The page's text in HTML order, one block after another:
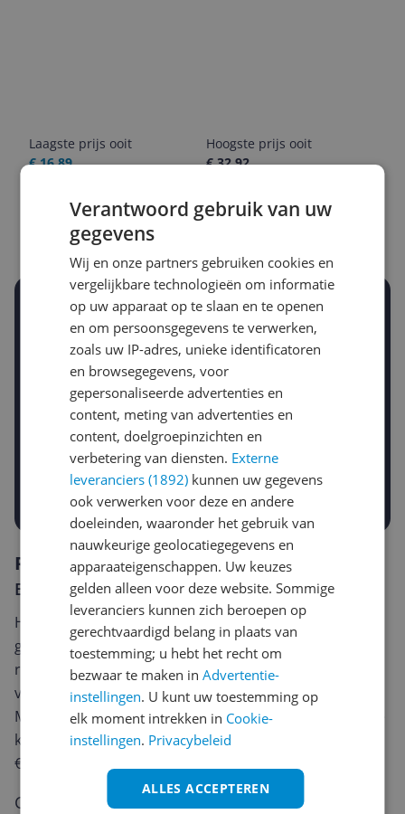
Laagste prijs ooit
€ 16,89
Hoogste prijs ooit
€ 32,92
Goedkoopste nu
Laatste prijsupdate
07-08-2026
Stel een alert in en mis geen prijsdaling
Krijg een seintje zodra de prijs zakt
Jouw e-mailadres
Gewenste daling of bedrag
-5% -10% -15%
Gewenste prijs
€
Prijsalert aanzetten
Reviews
Er zijn nog geen reviews geschreven
Heb jij dit product in bezit en wil je graag je mening
geven? Start dan hieronder met het schrijven van je
review. Afhankelijk van de details duurt het schrijven
van een review gemiddeld tussen de 3 en 10 minuten.
Met jouw mening help je andere bezoekers een betere
keuze te maken én maak je iedere maand kans op
€250,-!
Cijfer
Verantwoord gebruik van uw
gegevens
Wij en onze partners gebruiken cookies en
vergelijkbare technologieën om informatie
op uw apparaat op te slaan en te openen
en om persoonsgegevens te verwerken,
zoals uw IP-adres, unieke identificatoren
en browsegegevens, voor
gepersonaliseerde advertenties en
content, meting van advertenties en
content, doelgroepinzichten en
verbetering van diensten. Externe
leveranciers (1892) kunnen uw gegevens
ook verwerken voor deze en andere
doeleinden, waaronder het gebruik van
nauwkeurige geolocatiegegevens en
apparaateigenschappen. Uw keuzes
gelden alleen voor deze website. Sommige
leveranciers kunnen zich beroepen op
gerechtvaardigd belang in plaats van
toestemming; u hebt het recht om
bezwaar te maken inAdvertentie-
instellingen. U kunt uw toestemming op
elk moment intrekken in Cookie-
instellingen. Privacybeleid
ALLES ACCEPTEREN